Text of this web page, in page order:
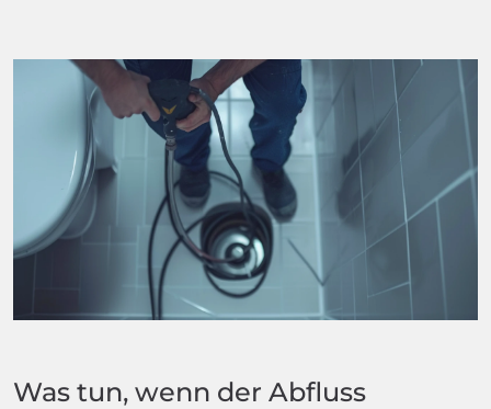
Was tun, wenn der Abfluss